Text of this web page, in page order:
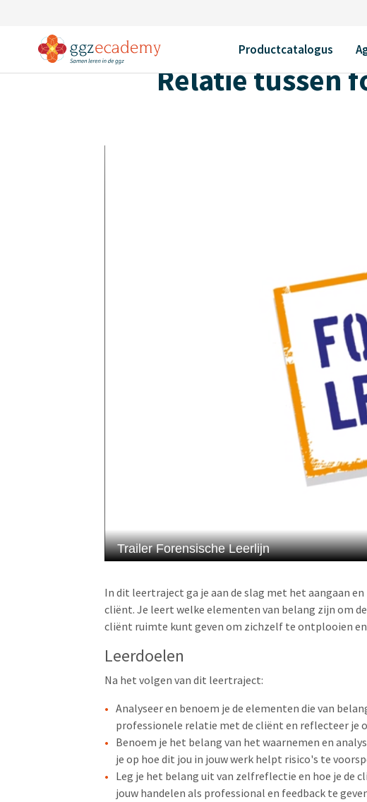
Productcatalogus
Terug
Relatie tussen
In dit leertraject ga je aan de slag met het aangaan
cliënt. Je leert welke elementen van belang zijn om
cliënt ruimte kunt geven om zichzelf te ontplooien
Leerdoelen
Na het volgen van dit leertraject:
Analyseer en benoem je de elementen die van
professionele relatie met de cliënt en reflecteer je
Benoem je het belang van het waarnemen en
je op hoe dit jou in jouw werk helpt risico's te
Leg je het belang uit van zelfreflectie en hoe je
jouw handelen als professional en feedback te